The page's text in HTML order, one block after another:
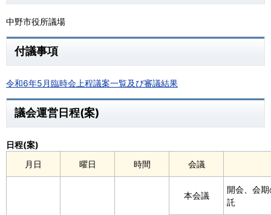
中野市役所議場
付議事項
令和6年5月臨時会上程議案一覧及び審議結果
議会運営日程(案)
月日 曜日 時間 会議
日程(案)
本会議
開会、会
託